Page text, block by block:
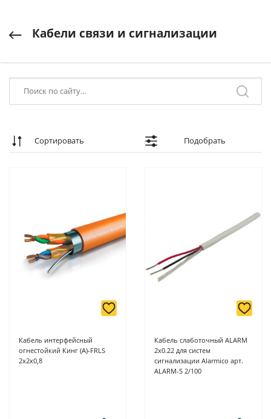
Кабели связи и сигнализации
Сортировать Подобрать
Кабель интерфейсный
огнестойкий Кинг (А)-FRLS
2х2х0,8
Кабель слаботочный ALARM
2x0.22 для систем
сигнализации Alarmico арт.
ALARM-S 2/100